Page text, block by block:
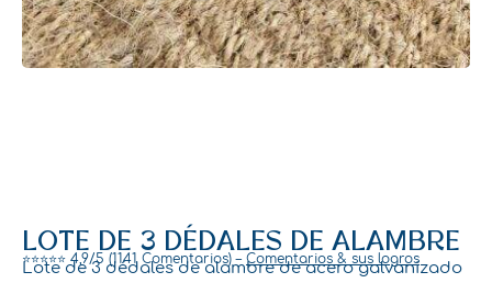
LOTE DE 3 DÉDALES DE ALAMBRE
⭐⭐⭐⭐⭐ 4,9/5 (1141 Comentarios) – Comentarios & sus logros
Lote de 3 dédales de alambre de acero galvanizado